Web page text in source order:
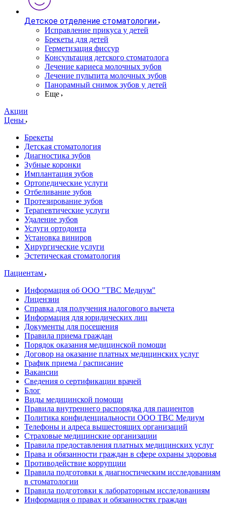
Детское отделение стоматологии
Исправление прикуса у детей
Брекеты для детей
Герметизация фиссур
Консультация детского стоматолога
Лечение кариеса молочных зубов
Лечение пульпита молочных зубов
Панорамный снимок зубов у детей
Еще
Акции
Цены
Брекеты
Детская стоматология
Диагностика зубов
Зубные коронки
Имплантация зубов
Ортопедические услуги
Отбеливание зубов
Протезирование зубов
Терапевтические услуги
Удаление зубов
Услуги ортодонта
Установка виниров
Хирургические услуги
Эстетическая стоматология
Пациентам
Информация об ООО "ТВС Медиум"
Лицензии
Справка для получения налогового вычета
Информация для юридических лиц
Документы для посещения
Правила приема граждан
Порядок оказания медицинской помощи
Договор на оказание платных медицинских услуг
График приема / расписание
Вакансии
Сведения о сертификации врачей
Блог
Виды медицинской помощи
Правила внутреннего распорядка для пациентов
Политика конфиденциальности ООО ТВС Медиум
Телефоны и адреса вышестоящих организаций
Страховые медицинские организации
Правила предоставления платных медицинских услуг
Права и обязанности граждан в сфере охраны здоровья
Противодействие коррупции
Правила подготовки к диагностическим исследованиям
в стоматологии
Правила подготовки к лабораторным исследованиям
Информация о правах и обязанностях граждан